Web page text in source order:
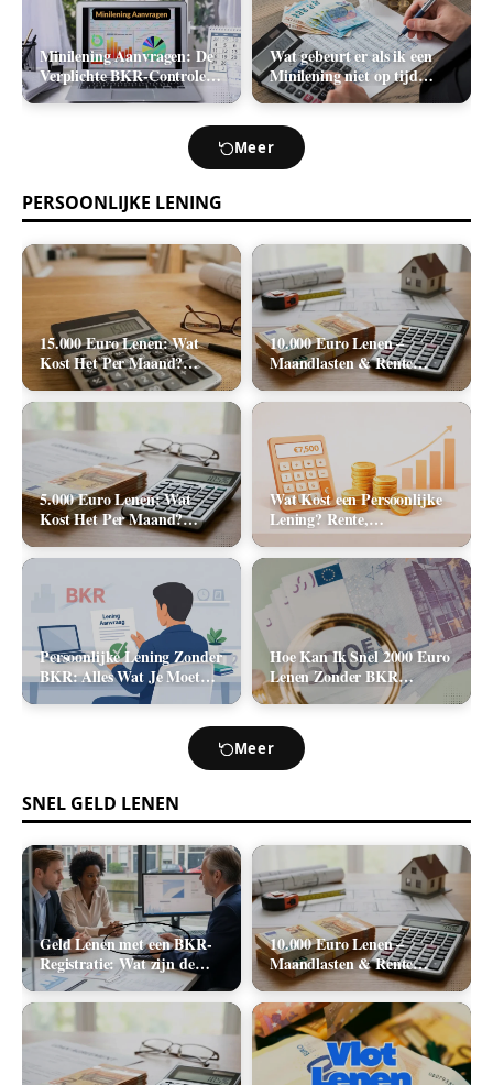
Minilening Aanvragen: De
Verplichte BKR-Controle
en de Realistische
Wat gebeurt er als ik een
Minilening niet op tijd
terugbetaal? (Boetes en
Meer
PERSOONLIJKE LENING
15.000 Euro Lenen: Wat
Kost Het Per Maand?
(Rente & Tabel 2026)
10.000 Euro Lenen –
Maandlasten & Rente
Berekenen (2026)
5.000 Euro Lenen: Wat
Kost Het Per Maand?
(Rente & Maandlasten
2026)
Wat Kost een Persoonlijke
Lening? Rente,
Rekenvoorbeelden en Totale
Kosten (2026)
Persoonlijke Lening Zonder
BKR: Alles Wat Je Moet
Hoe Kan Ik Snel 2000 Euro
Lenen Zonder BKR
Toetsing? (De Realistische
Meer
SNEL GELD LENEN
Geld Lenen met een BKR-
Registratie: Wat zijn de
Realistische Mogelijkheden
in Nederland?
10.000 Euro Lenen –
Maandlasten & Rente
Berekenen (2026)